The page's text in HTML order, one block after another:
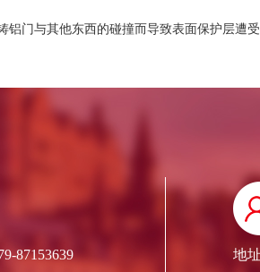
门与其他东西的碰撞而导致表面保护层遭受
87153639 地